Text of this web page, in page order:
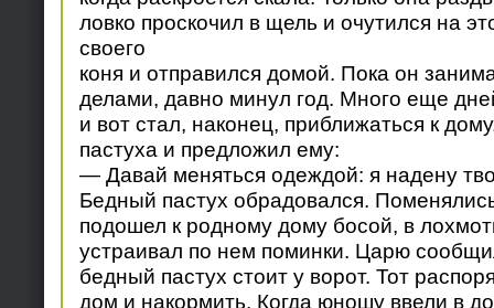
ловко проскочил в щель и очутился на
своего
коня и отправился домой. Пока он
делами, давно минул год. Много еще
и вот стал, наконец, приближаться к
пастуха и предложил ему:
— Давай меняться одеждой: я надену
Бедный пастух обрадовался.
подошел к родному дому босой, в
устраивал по нем поминки. Царю
бедный пастух стоит у ворот. Тот
дом и накормить. Когда юношу ввели в